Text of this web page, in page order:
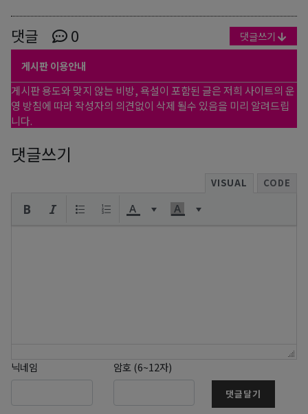
댓글 0 댓글쓰기
게시판 이용안내
게시판 용도와 맞지 않는 비방, 욕설이 포함된 글은 저희 사이트의 운
영 방침에 따라 작성자의 의견없이 삭제 될수 있음을 미리 알려드립
니다.
댓글쓰기
VISUAL CODE
닉네임 암호 (6~12자)
댓글달기